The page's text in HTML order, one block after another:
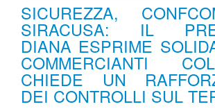
SICUREZZA,
SIRACUSA: IL
DIANA ESPRIME
COMMERCIANTI
CHIEDE UN
DEI CONTROLLI SUL